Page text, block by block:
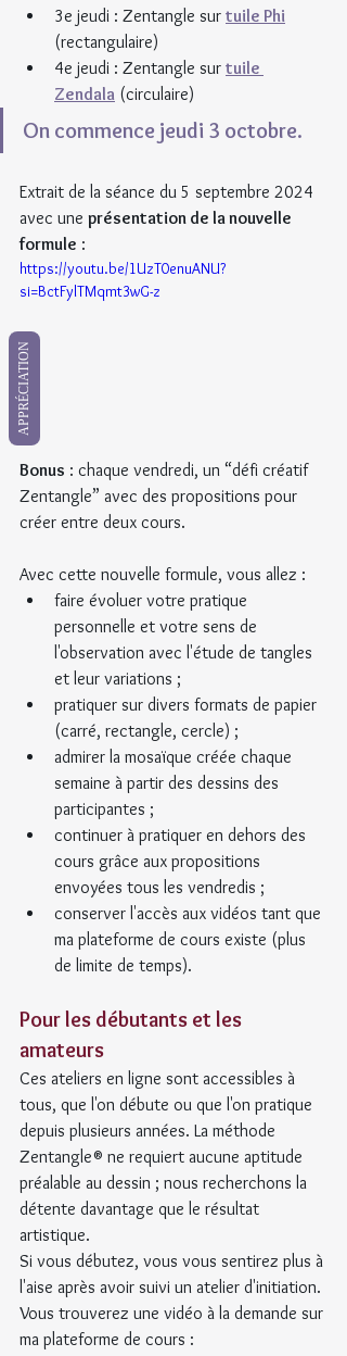
3e jeudi : Zentangle sur tuile Phi
(rectangulaire)
4e jeudi : Zentangle sur tuile
Zendala (circulaire)
On commence jeudi 3 octobre.
Extrait de la séance du 5 septembre 2024
avec une présentation de la nouvelle
formule :
https://youtu.be/1UzT0enuANU?
si=BctFylTMqmt3wG-z
Bonus : chaque vendredi, un “défi créatif
Zentangle” avec des propositions pour
créer entre deux cours.
Avec cette nouvelle formule, vous allez :
faire évoluer votre pratique
personnelle et votre sens de
l'observation avec l'étude de tangles
et leur variations ;
pratiquer sur divers formats de papier
(carré, rectangle, cercle) ;
admirer la mosaïque créée chaque
semaine à partir des dessins des
participantes ;
continuer à pratiquer en dehors des
cours grâce aux propositions
envoyées tous les vendredis ;
conserver l'accès aux vidéos tant que
ma plateforme de cours existe (plus
de limite de temps).
Pour les débutants et les
amateurs
Ces ateliers en ligne sont accessibles à
tous, que l'on débute ou que l'on pratique
depuis plusieurs années. La méthode
Zentangle® ne requiert aucune aptitude
préalable au dessin ; nous recherchons la
détente davantage que le résultat
artistique.
Si vous débutez, vous vous sentirez plus à
l'aise après avoir suivi un atelier d'initiation.
Vous trouverez une vidéo à la demande sur
ma plateforme de cours :
APPRÉCIATION